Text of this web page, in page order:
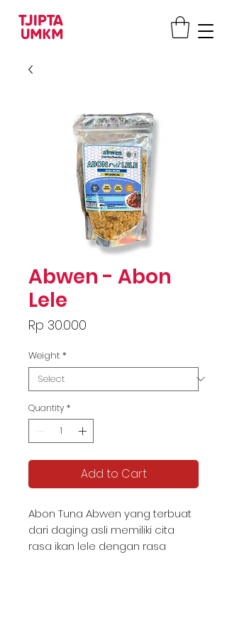
Abwen - Abon
Lele
Rp 30.000
Weight *
Quantity *
Add to Cart
Abon Tuna Abwen yang terbuat
dari daging asli memiliki cita
rasa ikan lele dengan rasa